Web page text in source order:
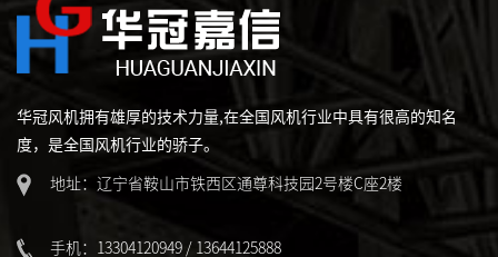
华冠风机拥有雄厚的技术力量,在全国风机行业中具有很高的知名
度，是全国风机行业的骄子。
地址：辽宁省鞍山市铁西区通尊科技园2号楼C座2楼
手机：13304120949 / 13644125888